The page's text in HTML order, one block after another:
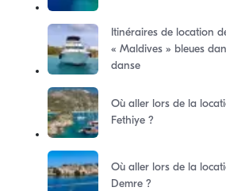
Itinéraires de location
« Maldives » bleues
danse
Où aller lors de la
Fethiye ?
Où aller lors de la
Demre ?